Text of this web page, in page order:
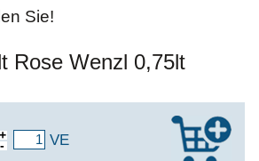
Sie!
Rose Wenzl 0,75lt
- VE